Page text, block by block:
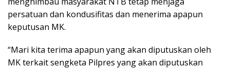
persatuan dan kondusifitas dan menerima apapun
keputusan MK.
“Mari kita terima apapun yang akan diputuskan oleh
MK terkait sengketa Pilpres yang akan diputuskan